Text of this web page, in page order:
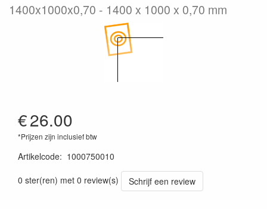
1400x1000x0,70 1400 x 1000 x 0,70 mm
€26.00
*Prijzen zijn inclusief btw
Artikelcode: 1000750010
0 ster(ren) met 0 review(s)
Schrijf een review